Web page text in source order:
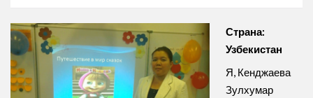
Страна:
Узбекистан
Я, Кенджаева
Зулхумар